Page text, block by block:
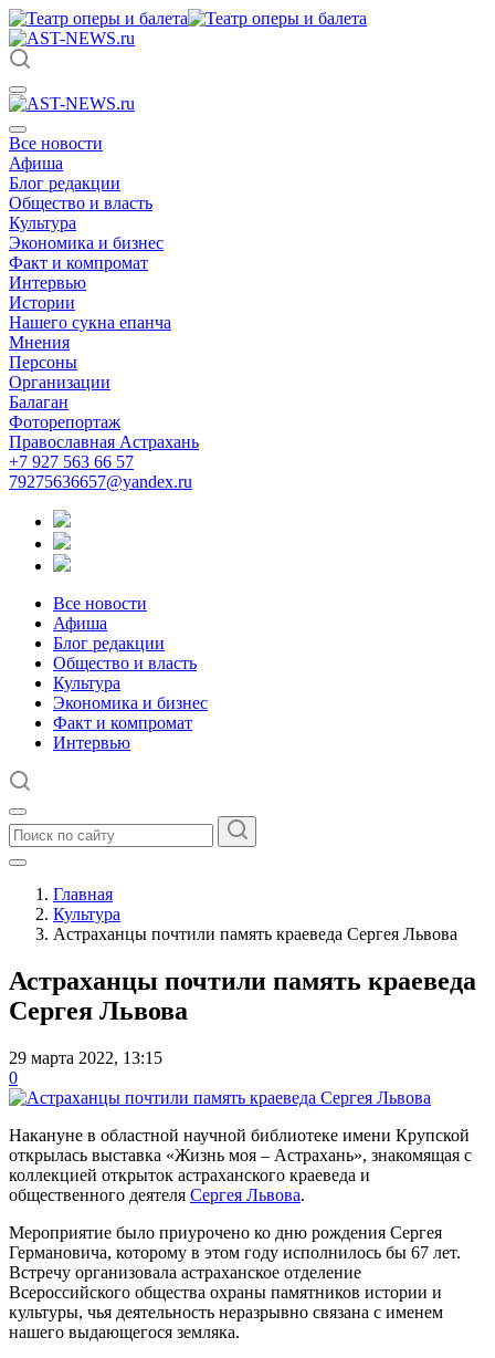
Все новости
Афиша
Блог редакции
Общество и власть
Культура
Экономика и бизнес
Факт и компромат
Интервью
Истории
Нашего сукна епанча
Мнения
Персоны
Организации
Балаган
Фоторепортаж
Православная Астрахань
+7 927 563 66 57
79275636657@yandex.ru
Все новости
Афиша
Блог редакции
Общество и власть
Культура
Экономика и бизнес
Факт и компромат
Интервью
Главная
Культура
Астраханцы почтили память краеведа Сергея Львова
Астраханцы почтили память краеведа
Сергея Львова
29 марта 2022, 13:15
0
Накануне в областной научной библиотеке имени Крупской
открылась выставка «Жизнь моя – Астрахань», знакомящая с
коллекцией открыток астраханского краеведа и
общественного деятеля Сергея Львова.
Мероприятие было приурочено ко дню рождения Сергея
Германовича, которому в этом году исполнилось бы 67 лет.
Встречу организовала астраханское отделение
Всероссийского общества охраны памятников истории и
культуры, чья деятельность неразрывно связана с именем
нашего выдающегося земляка.